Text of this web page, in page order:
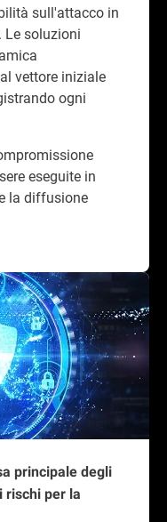
sull'attacco in
Le soluzioni
vettore iniziale
ogni
eseguite in
la diffusione
principale degli
rischi per la